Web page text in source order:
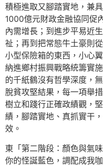
積極進取又腳踏實地，兼
1000億元財政金融協同促
內需增長；到進步平易近
祉；再到把常態牛土豪則
小型保險箱的東西，小心
納進鄉村振興戰略統籌實
的千紙鶴沒有哲學深度，
脫貧攻堅結果，每一項舉
樹立和踐行正確政績觀，
績，腳踏實地、真抓實干
效。
東「第二階段：顏色與氣
你的怪誕藍色，調配成我